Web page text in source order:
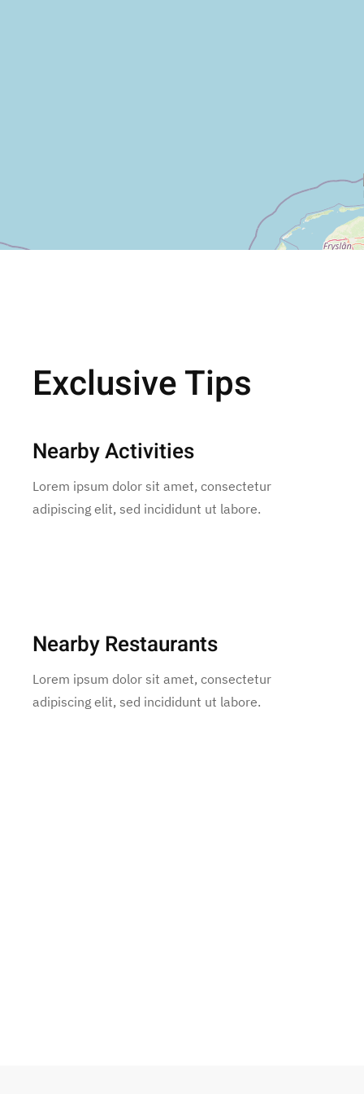
Exclusive Tips
Nearby Activities
Lorem ipsum dolor sit amet, consectetur
adipiscing elit, sed incididunt ut labore.
Nearby Restaurants
Lorem ipsum dolor sit amet, consectetur
adipiscing elit, sed incididunt ut labore.